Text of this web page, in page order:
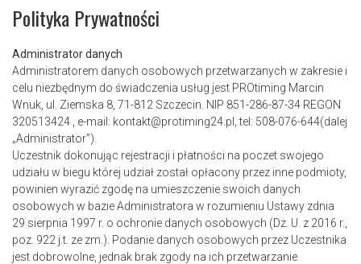
Polityka Prywatności
Administrator danych
Administratorem danych osobowych przetwarzanych w zakresie i
celu niezbędnym do świadczenia usług jest PROtiming Marcin
Wnuk, ul. Ziemska 8, 71-812 Szczecin. NIP 851-286-87-34 REGON
320513424 , e-mail: kontakt@protiming24.pl, tel: 508-076-644(dalej
„Administrator”).
Uczestnik dokonując rejestracji i płatności na poczet swojego
udziału w biegu której udział został opłacony przez inne podmioty,
powinien wyrazić zgodę na umieszczenie swoich danych
osobowych w bazie Administratora w rozumieniu Ustawy zdnia
29 sierpnia 1997 r. o ochronie danych osobowych (Dz. U. z 2016 r.,
poz. 922 j.t. ze zm.). Podanie danych osobowych przez Uczestnika
jest dobrowolne, jednak brak zgody na ich przetwarzanie